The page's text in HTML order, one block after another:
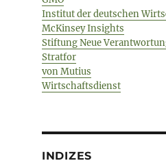
Institut der deutschen
McKinsey Insights
Stiftung Neue
Stratfor
von Mutius
Wirtschaftsdienst
INDIZES